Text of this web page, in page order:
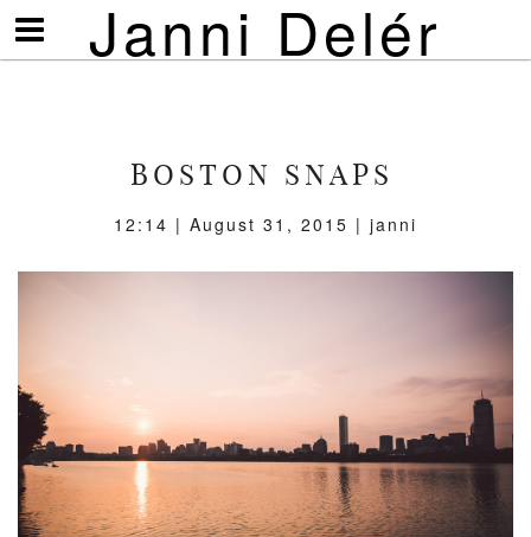
Janni Delér
Visa/göm
meny
BOSTON SNAPS
12:14 | August 31, 2015 | janni